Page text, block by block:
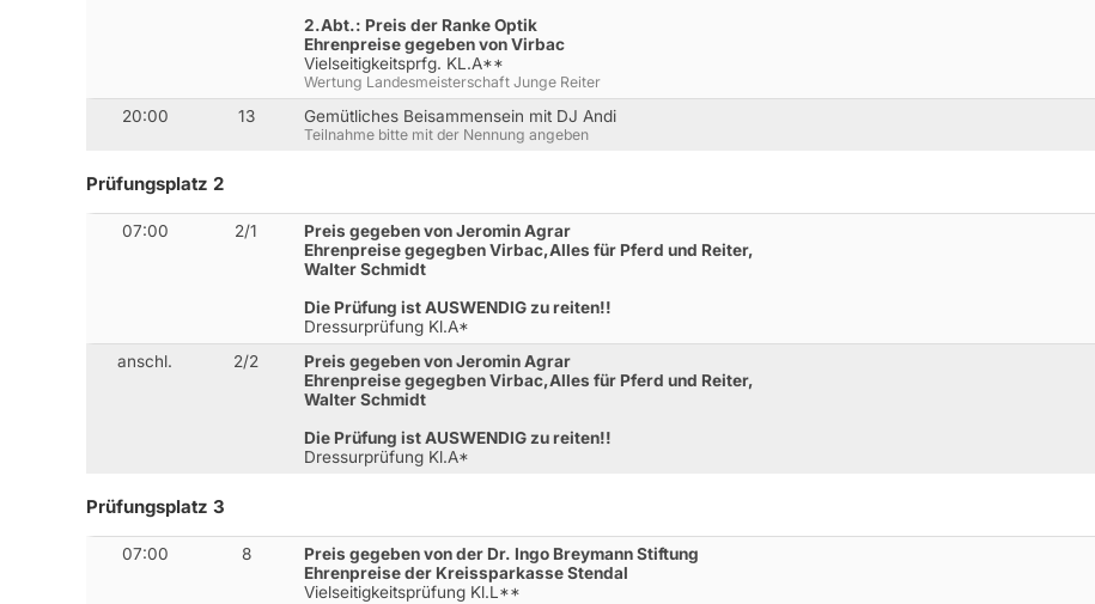
2.Abt.: Preis der Ranke Optik
Ehrenpreise gegeben von Virbac
Vielseitigkeitsprfg. KL.A**
Wertung Landesmeisterschaft Junge Reiter
20:00 13 Gemütliches Beisammensein mit DJ Andi
Teilnahme bitte mit der Nennung angeben
Prüfungsplatz 2
07:00 2/1
Preis gegeben von Jeromin Agrar
Ehrenpreise gegegben Virbac,Alles für Pferd und Reiter,
Walter Schmidt
Die Prüfung ist AUSWENDIG zu reiten!!
Dressurprüfung Kl.A*
anschl. 2/2
Preis gegeben von Jeromin Agrar
Ehrenpreise gegegben Virbac,Alles für Pferd und Reiter,
Walter Schmidt
Die Prüfung ist AUSWENDIG zu reiten!!
Dressurprüfung Kl.A*
Prüfungsplatz 3
07:00 8
Preis gegeben von der Dr. Ingo Breymann Stiftung
Ehrenpreise der Kreissparkasse Stendal
Vielseitigkeitsprüfung Kl.L**